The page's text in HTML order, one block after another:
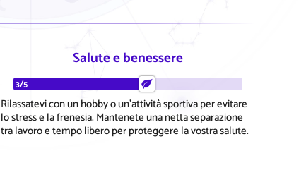
Salute e benessere
3/5
Rilassatevi con un hobby o un'attività sportiva per evitare
lo stress e la frenesia. Mantenete una netta separazione
tra lavoro e tempo libero per proteggere la vostra salute.